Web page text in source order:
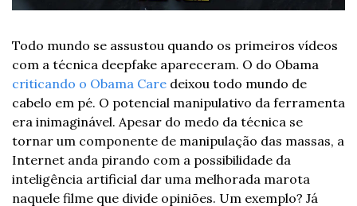
Todo mundo se assustou quando os primeiros vídeos
criticando o Obama Care deixou todo mundo de
cabelo em pé. O potencial manipulativo da ferramenta
era inimaginável. Apesar do medo da técnica se
tornar um componente de manipulação das massas, a
Internet anda pirando com a possibilidade da
inteligência artificial dar uma melhorada marota
naquele filme que divide opiniões. Um exemplo? Já